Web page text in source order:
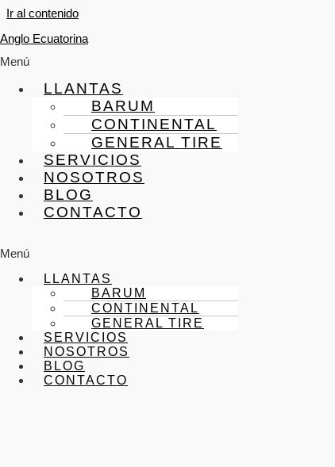
Ir al contenido
Anglo Ecuatorina
Menú
LLANTAS
BARUM
CONTINENTAL
GENERAL TIRE
SERVICIOS
NOSOTROS
BLOG
CONTACTO
Menú
LLANTAS
BARUM
CONTINENTAL
GENERAL TIRE
SERVICIOS
NOSOTROS
BLOG
CONTACTO